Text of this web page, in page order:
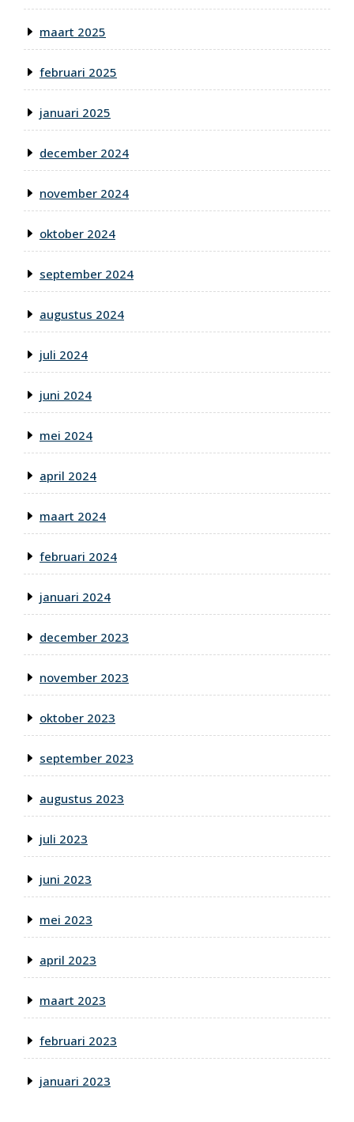
maart 2025
februari 2025
januari 2025
december 2024
november 2024
oktober 2024
september 2024
augustus 2024
juli 2024
juni 2024
mei 2024
april 2024
maart 2024
februari 2024
januari 2024
december 2023
november 2023
oktober 2023
september 2023
augustus 2023
juli 2023
juni 2023
mei 2023
april 2023
maart 2023
februari 2023
januari 2023